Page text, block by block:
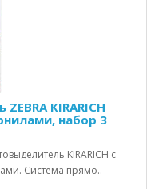
KIRARICH
набор 3
KIRARICH с
Система прямо..